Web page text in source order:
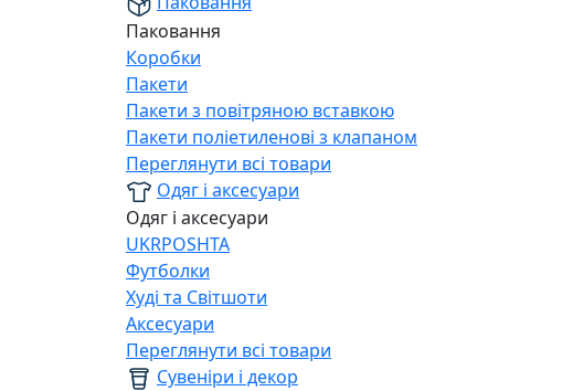
Паковання
Коробки
Пакети
Пакети з повітряною вставкою
Пакети поліетиленові з клапаном
Переглянути всі товари
Одяг і аксесуари
Одяг і аксесуари
UKRPOSHTA
Футболки
Худі та Світшоти
Аксесуари
Переглянути всі товари
Сувеніри і декор